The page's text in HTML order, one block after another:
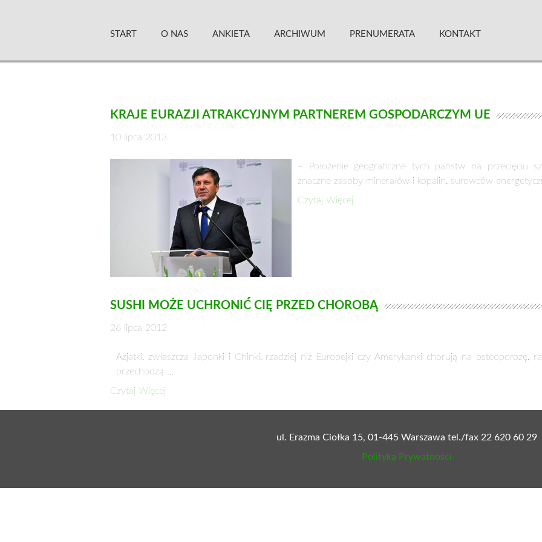
START O NAS ANKIETA ARCHIWUM PRENUMERATA KONTAKT
KRAJE EURAZJI ATRAKCYJNYM PARTNEREM GOSPODARCZYM UE
10 lipca 2013
– Położenie geograficzne tych państw na przecięciu
znaczne zasoby minerałów i kopalin, surowców
Czytaj Więcej
SUSHI MOŻE UCHRONIĆ CIĘ PRZED CHOROBĄ
26 lipca 2012
Azjatki, zwłaszcza Japonki i Chinki, rzadziej niż Europejki czy Amerykanki chorują na osteoporozę,
przechodzą …
Czytaj Więcej
ul. Erazma Ciołka 15, 01-445 Warszawa tel./fax 22 620 60 29
Polityka Prywatności